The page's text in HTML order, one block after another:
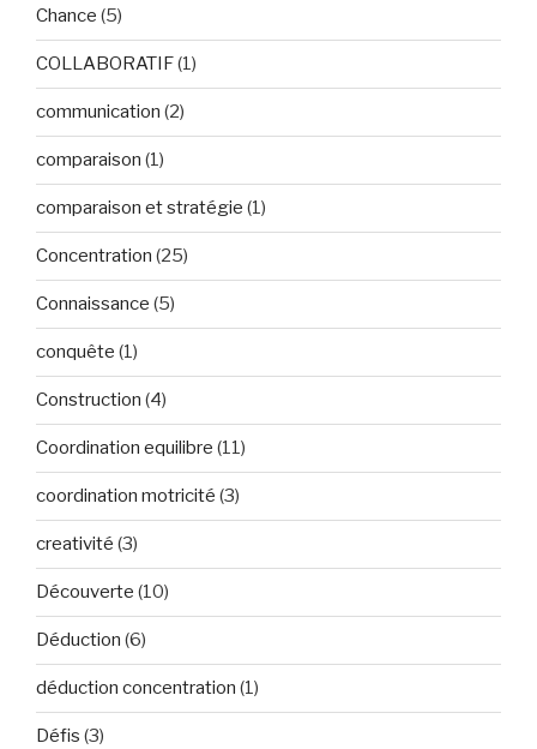
Chance (5)
COLLABORATIF(1)
communication (2)
comparaison (1)
comparaison et stratégie (1)
Concentration (25)
Connaissance (5)
conquête (1)
Construction (4)
Coordination equilibre (11)
coordination motricité (3)
creativité (3)
Découverte (10)
Déduction (6)
déduction concentration (1)
Défis (3)